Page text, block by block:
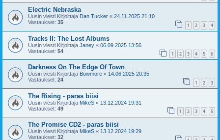
Electric Nebraska
Uusin viesti Kirjoittaja Dan Tucker « 24.11.2025 21:10
Vastaukset: 35 1 2 3 4
Tracks II: The Lost Albums
Uusin viesti Kirjoittaja Janey « 06.09.2025 13:56
Vastaukset: 54 1 2 3 4 5 6
Darkness On The Edge Of Town
Uusin viesti Kirjoittaja Bowmore « 14.06.2025 20:35
Vastaukset: 24 1 2 3
The Rising - paras biisi
Uusin viesti Kirjoittaja MikeS « 13.12.2024 19:31
Vastaukset: 49 1 2 3 4 5
The Promise CD2 - paras biisi
Uusin viesti Kirjoittaja MikeS « 13.12.2024 19:29
Vastaukset: 32